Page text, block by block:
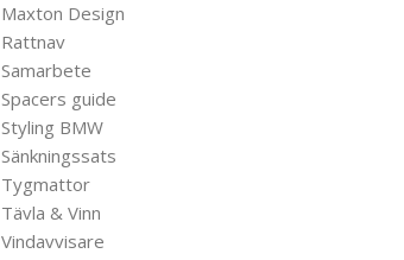
Maxton Design
Rattnav
Samarbete
Spacers guide
Styling BMW
Sänkningssats
Tygmattor
Tävla & Vinn
Vindavvisare